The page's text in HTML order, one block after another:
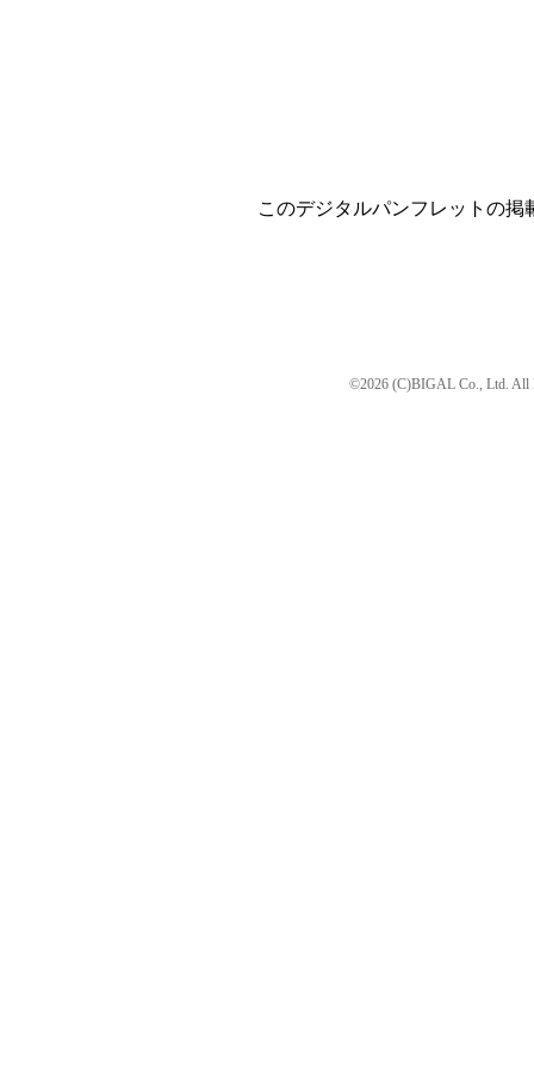
このデジタルパンフレットの掲
©2026 (C)BIGAL Co., Ltd. All